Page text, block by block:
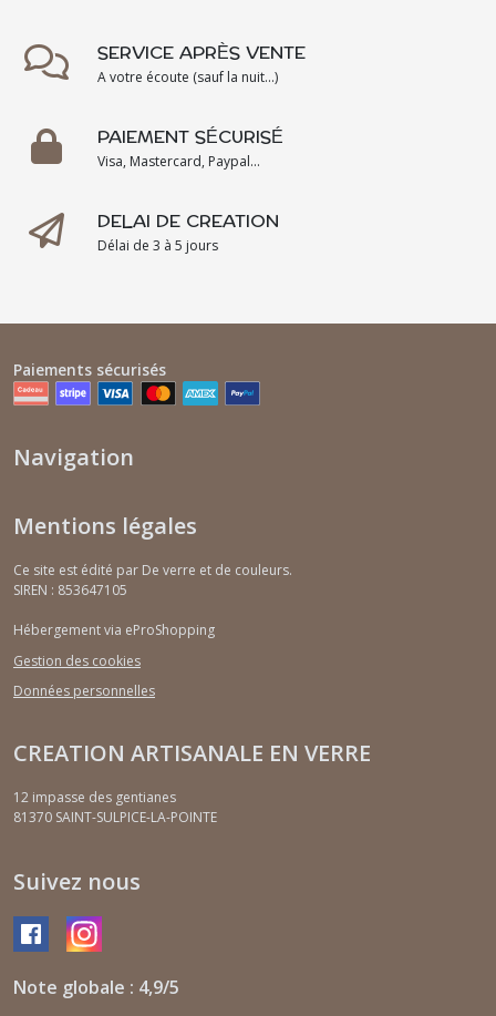
SERVICE APRÈS VENTE
A votre écoute (sauf la nuit...)
PAIEMENT SÉCURISÉ
Visa, Mastercard, Paypal...
DELAI DE CREATION
Délai de 3 à 5 jours
Paiements sécurisés
Navigation
Mentions légales
Ce site est édité par De verre et de couleurs.
SIREN : 853647105
Hébergement via eProShopping
Gestion des cookies
Données personnelles
CREATION ARTISANALE EN VERRE
12 impasse des gentianes
81370 SAINT-SULPICE-LA-POINTE
Suivez nous
Note globale : 4,9/5